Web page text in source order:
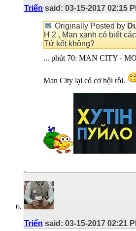
Triển said: 03-15-2017 02:15
Originally Posted by
H 2 , Man xanh có biết
Tứ kết không?
... phút 70: MAN CITY -
Man City lại có cơ hội rồi.
Triển said: 03-15-2017 02:21